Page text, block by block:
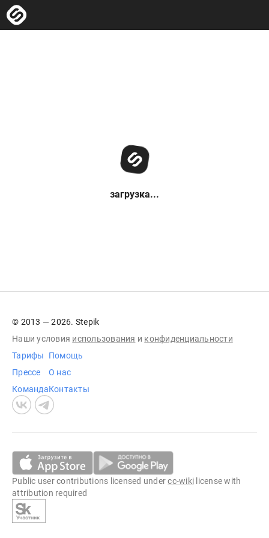
загрузка...
© 2013 — 2026. Stepik
Наши условия использования и конфиденциальности
Тарифы
Прессе
Команда
Помощь
О нас
Контакты
Public user contributions licensed undercc-wiki license with
attribution required